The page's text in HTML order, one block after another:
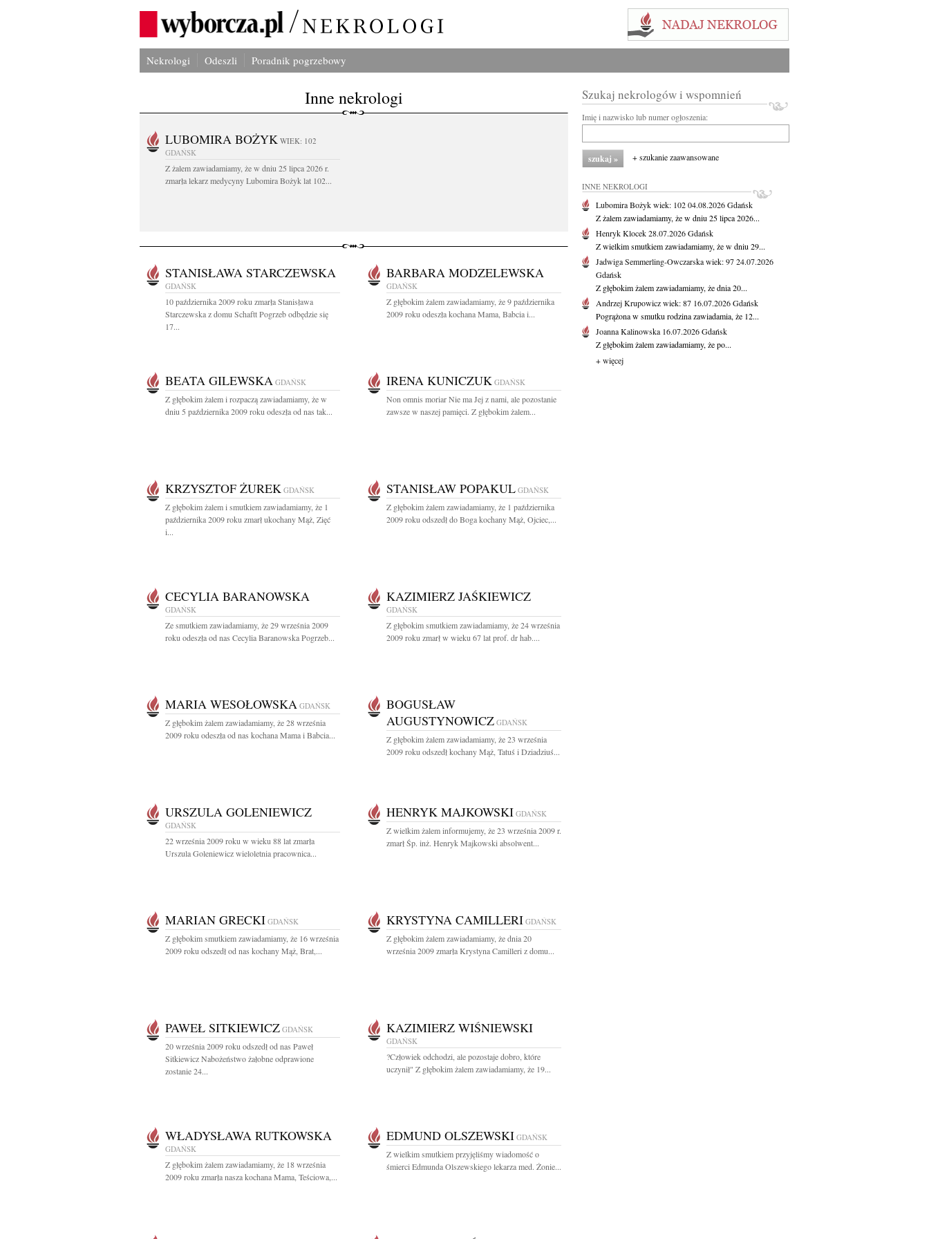
Nekrologi Odeszli Poradnik pogrzebowy
Inne nekrologi
LUBOMIRA BOŻYK WIEK: 102
GDAŃSK
Z żalem zawiadamiamy, że w dniu 25 lipca 2026 r.
zmarła lekarz medycyny Lubomira Bożyk lat 102...
STANISŁAWA STARCZEWSKA
GDAŃSK
10 października 2009 roku zmarła Stanisława
Starczewska z domu Schaftt Pogrzeb odbędzie się
17...
BARBARA MODZELEWSKA
GDAŃSK
Z głębokim żalem zawiadamiamy, że 9 października
2009 roku odeszła kochana Mama, Babcia i...
BEATA GILEWSKA GDAŃSK
Z głębokim żalem i rozpaczą zawiadamiamy, że w
dniu 5 października 2009 roku odeszła od nas tak...
IRENA KUNICZUK GDAŃSK
Non omnis moriar Nie ma Jej z nami, ale pozostanie
zawsze w naszej pamięci. Z głębokim żalem...
KRZYSZTOF ŻUREK GDAŃSK
Z głębokim żalem i smutkiem zawiadamiamy, że 1
października 2009 roku zmarł ukochany Mąż, Zięć
i...
STANISŁAW POPAKUL GDAŃSK
Z głębokim żalem zawiadamiamy, że 1 października
2009 roku odszedł do Boga kochany Mąż, Ojciec,...
CECYLIA BARANOWSKA
GDAŃSK
Ze smutkiem zawiadamiamy, że 29 września 2009
roku odeszła od nas Cecylia Baranowska Pogrzeb...
KAZIMIERZ JAŚKIEWICZ
GDAŃSK
Z głębokim smutkiem zawiadamiamy, że 24 września
2009 roku zmarł w wieku 67 lat prof. dr hab....
MARIA WESOŁOWSKA GDAŃSK
Z głębokim żalem zawiadamiamy, że 28 września
2009 roku odeszła od nas kochana Mama i Babcia...
BOGUSŁAW
AUGUSTYNOWICZ GDAŃSK
Z głębokim żalem zawiadamiamy, że 23 września
2009 roku odszedł kochany Mąż, Tatuś i Dziadziuś...
URSZULA GOLENIEWICZ
GDAŃSK
22 września 2009 roku w wieku 88 lat zmarła
Urszula Goleniewicz wieloletnia pracownica...
HENRYK MAJKOWSKI GDAŃSK
Z wielkim żalem informujemy, że 23 września 2009 r.
zmarł Śp. inż. Henryk Majkowski absolwent...
MARIAN GRECKI GDAŃSK
Z głębokim smutkiem zawiadamiamy, że 16 września
2009 roku odszedł od nas kochany Mąż, Brat,...
KRYSTYNA CAMILLERI GDAŃSK
Z głębokim żalem zawiadamiamy, że dnia 20
września 2009 zmarła Krystyna Camilleri z domu...
PAWEŁ SITKIEWICZ GDAŃSK
20 września 2009 roku odszedł od nas Paweł
Sitkiewicz Nabożeństwo żałobne odprawione
zostanie 24...
KAZIMIERZ WIŚNIEWSKI
GDAŃSK
?Człowiek odchodzi, ale pozostaje dobro, które
uczynił" Z głębokim żalem zawiadamiamy, że 19...
WŁADYSŁAWA RUTKOWSKA
GDAŃSK
Z głębokim żalem zawiadamiamy, że 18 września
2009 roku zmarła nasza kochana Mama, Teściowa,...
EDMUND OLSZEWSKI GDAŃSK
Z wielkim smutkiem przyjęliśmy wiadomość o
śmierci Edmunda Olszewskiego lekarza med. Żonie...
Szukaj nekrologów i wspomnień
Imię i nazwisko lub numer ogłoszenia:
+ szukanie zaawansowane
INNE NEKROLOGI
Lubomira Bożykwiek: 10204.08.2026Gdańsk
Z żalem zawiadamiamy, że w dniu 25 lipca 2026...
Henryk Klocek28.07.2026Gdańsk
Z wielkim smutkiem zawiadamiamy, że w dniu 29...
Jadwiga Semmerling-Owczarskawiek: 9724.07.2026
Gdańsk
Z głębokim żalem zawiadamiamy, że dnia 20...
Andrzej Krupowiczwiek: 87 16.07.2026Gdańsk
Pogrążona w smutku rodzina zawiadamia, że 12...
Joanna Kalinowska 16.07.2026Gdańsk
Z głębokim żalem zawiadamiamy, że po...
+ więcej